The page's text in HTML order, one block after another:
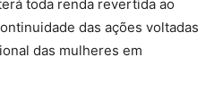
toda renda revertida ao
das ações voltadas
das mulheres em